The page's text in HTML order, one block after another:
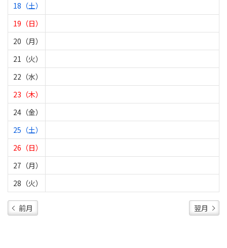
18（土）
19（日）
20（月）
21（火）
22（水）
23（木）
24（金）
25（土）
26（日）
27（月）
28（火）
前月 翌月